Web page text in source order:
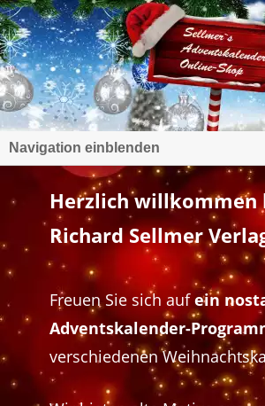
Navigation einblenden
Herzlich willkommen
Richard Sellmer
Freuen Sie sich aufein
Adventskalender-
verschiedenen